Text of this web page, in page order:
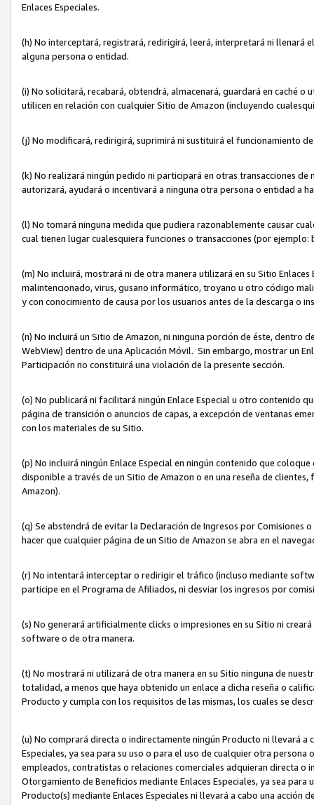
Enlaces Especiales.
(h) No interceptará, registrará, redirigirá, leerá, interpretará ni
alguna persona o entidad.
(i) No solicitará, recabará, obtendrá, almacenará, guardará en caché
utilicen en relación con cualquier Sitio de Amazon (incluyendo
(j) No modificará, redirigirá, suprimirá ni sustituirá el funcionamiento
(k) No realizará ningún pedido ni participará en otras transacciones
autorizará, ayudará o incentivará a ninguna otra persona o entidad a
(l) No tomará ninguna medida que pudiera razonablemente causar
cual tienen lugar cualesquiera funciones o transacciones (por
(m) No incluirá, mostrará ni de otra manera utilizará en su Sitio
malintencionado, virus, gusano informático, troyano u otro código
y con conocimiento de causa por los usuarios antes de la descarga
(n) No incluirá un Sitio de Amazon, ni ninguna porción de éste,
WebView) dentro de una Aplicación Móvil. Sin embargo, mostrar un
Participación no constituirá una violación de la presente sección.
(o) No publicará ni facilitará ningún Enlace Especial u otro contenido
página de transición o anuncios de capas, a excepción de ventanas
con los materiales de su Sitio.
(p) No incluirá ningún Enlace Especial en ningún contenido que
disponible a través de un Sitio de Amazon o en una reseña de
Amazon).
(q) Se abstendrá de evitar la Declaración de Ingresos por
hacer que cualquier página de un Sitio de Amazon se abra en el
(r) No intentará interceptar o redirigir el tráfico (incluso mediante
participe en el Programa de Afiliados, ni desviar los ingresos por
(s) No generará artificialmente clicks o impresiones en su Sitio ni
software o de otra manera.
(t) No mostrará ni utilizará de otra manera en su Sitio ninguna de
totalidad, a menos que haya obtenido un enlace a dicha reseña o
Producto y cumpla con los requisitos de las mismas, los cuales se
(u) No comprará directa o indirectamente ningún Producto ni llevará a
Especiales, ya sea para su uso o para el uso de cualquier otra
empleados, contratistas o relaciones comerciales adquieran directa o
Otorgamiento de Beneficios mediante Enlaces Especiales, ya sea
Producto(s) mediante Enlaces Especiales ni llevará a cabo una